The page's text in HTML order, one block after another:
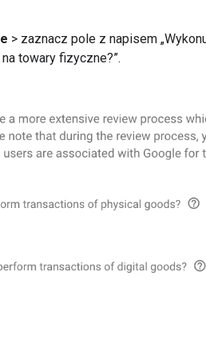
> zaznacz pole z napisem
towary fizyczne?”.